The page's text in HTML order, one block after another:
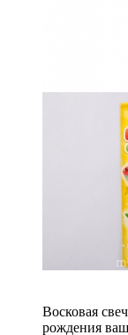
Восковая
рождения